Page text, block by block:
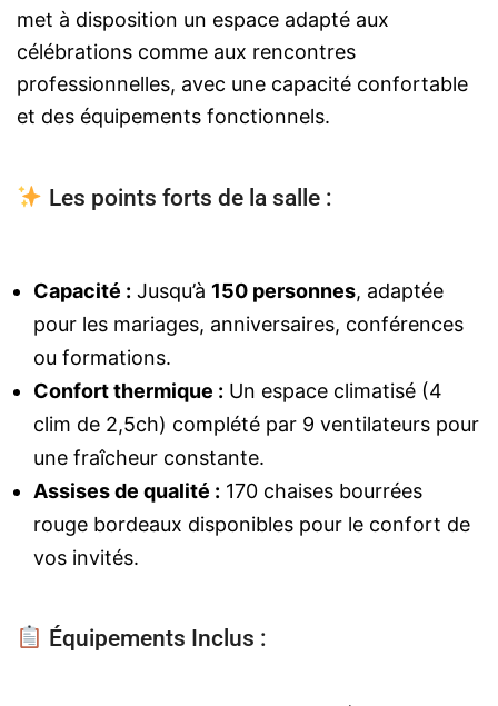
met à disposition un espace adapté aux
célébrations comme aux rencontres
professionnelles, avec une capacité confortable
et des équipements fonctionnels.
Les points forts de la salle :
Capacité : Jusqu’à 150 personnes, adaptée
pour les mariages, anniversaires, conférences
ou formations.
Confort thermique : Un espace climatisé (4
clim de 2,5ch) complété par 9 ventilateurs pour
une fraîcheur constante.
Assises de qualité : 170 chaises bourrées
rouge bordeaux disponibles pour le confort de
vos invités.
Équipements Inclus :